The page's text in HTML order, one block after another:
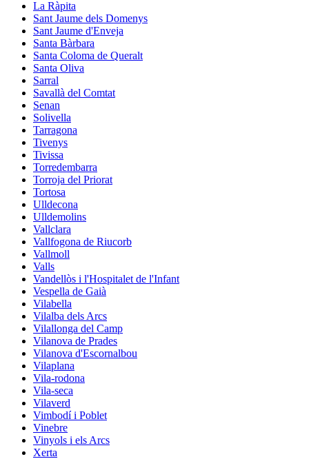
La Ràpita
Sant Jaume dels Domenys
Sant Jaume d'Enveja
Santa Bàrbara
Santa Coloma de Queralt
Santa Oliva
Sarral
Savallà del Comtat
Senan
Solivella
Tarragona
Tivenys
Tivissa
Torredembarra
Torroja del Priorat
Tortosa
Ulldecona
Ulldemolins
Vallclara
Vallfogona de Riucorb
Vallmoll
Valls
Vandellòs i l'Hospitalet de l'Infant
Vespella de Gaià
Vilabella
Vilalba dels Arcs
Vilallonga del Camp
Vilanova de Prades
Vilanova d'Escornalbou
Vilaplana
Vila-rodona
Vila-seca
Vilaverd
Vimbodí i Poblet
Vinebre
Vinyols i els Arcs
Xerta